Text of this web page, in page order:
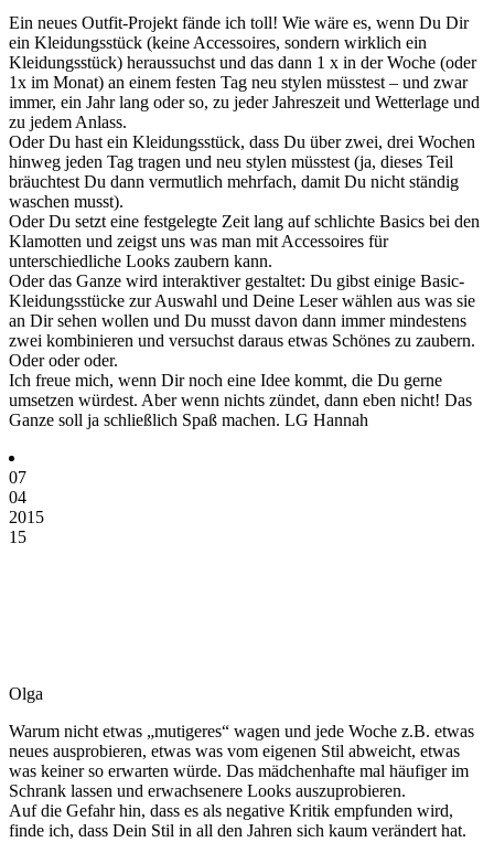
Ein neues Outfit-Projekt fände ich toll! Wie wäre es, wenn Du Dir
ein Kleidungsstück (keine Accessoires, sondern wirklich ein
Kleidungsstück) heraussuchst und das dann 1 x in der Woche (oder
1x im Monat) an einem festen Tag neu stylen müsstest – und zwar
immer, ein Jahr lang oder so, zu jeder Jahreszeit und Wetterlage und
zu jedem Anlass.
Oder Du hast ein Kleidungsstück, dass Du über zwei, drei Wochen
hinweg jeden Tag tragen und neu stylen müsstest (ja, dieses Teil
bräuchtest Du dann vermutlich mehrfach, damit Du nicht ständig
waschen musst).
Oder Du setzt eine festgelegte Zeit lang auf schlichte Basics bei den
Klamotten und zeigst uns was man mit Accessoires für
unterschiedliche Looks zaubern kann.
Oder das Ganze wird interaktiver gestaltet: Du gibst einige Basic-
Kleidungsstücke zur Auswahl und Deine Leser wählen aus was sie
an Dir sehen wollen und Du musst davon dann immer mindestens
zwei kombinieren und versuchst daraus etwas Schönes zu zaubern.
Oder oder oder.
Ich freue mich, wenn Dir noch eine Idee kommt, die Du gerne
umsetzen würdest. Aber wenn nichts zündet, dann eben nicht! Das
Ganze soll ja schließlich Spaß machen. LG Hannah
07
04
2015
15
Olga
Warum nicht etwas „mutigeres“ wagen und jede Woche z.B. etwas
neues ausprobieren, etwas was vom eigenen Stil abweicht, etwas
was keiner so erwarten würde. Das mädchenhafte mal häufiger im
Schrank lassen und erwachsenere Looks auszuprobieren.
Auf die Gefahr hin, dass es als negative Kritik empfunden wird,
finde ich, dass Dein Stil in all den Jahren sich kaum verändert hat.